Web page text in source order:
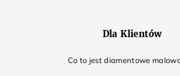
Dla Klientów
Co to jest diamentowe